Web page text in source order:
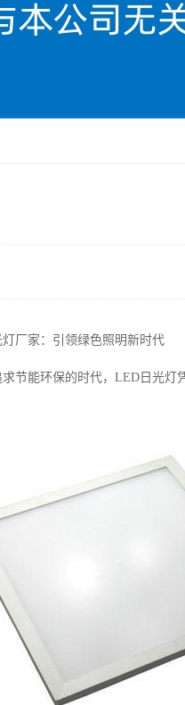
厂家：引领绿色照明新时代
节能环保的时代，LED日光灯